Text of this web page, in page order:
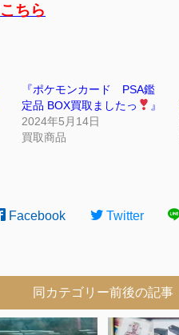
こちら
『ポケモンカード PSA鑑
定品 BOX買取ましたっ
』
2024年5月14日
買取商品
Facebook Twitter
同カテゴリー前後の記事